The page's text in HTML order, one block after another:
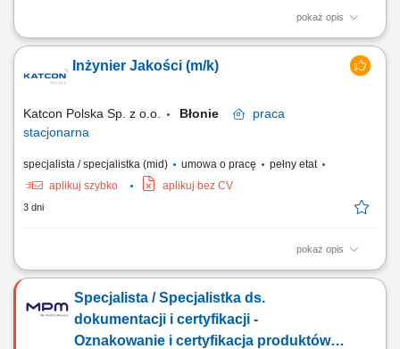
pokaż opis
Zadania: Monitorowanie i weryfikowanie standardów jakościowych na
gotowych na etapie końcowym przed opuszczeniem linii; Nadzór nad
przestrzeganiem specyfikacji i norm technicznych zawartych w
Inżynier Jakości (m/k)
Katcon Polska Sp. z o.o. Błonie
praca
stacjonarna
specjalista / specjalistka (mid) umowa o pracę
pełny etat
aplikuj szybko
aplikuj bez CV
3 dni
pokaż opis
Twój zakres obowiązków Doskonalenie procesów produkcyjnych,
koszty braków) o Inicjowanie i koordynacja działań dla osiągnięcia
celów jakościowych, Podejmowanie działań dla redukcji poziomu
braków, Współpraca z innymi...
Specjalista / Specjalistka ds.
dokumentacji i certyfikacji -
Oznakowanie i certyfikacja produktów